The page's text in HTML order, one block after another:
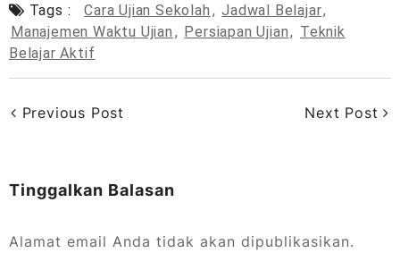
Tags : Cara Ujian Sekolah , Jadwal Belajar,
Manajemen Waktu Ujian , Persiapan Ujian, Teknik
Belajar Aktif
Previous Post Next Post
Tinggalkan Balasan
Alamat email Anda tidak akan dipublikasikan.